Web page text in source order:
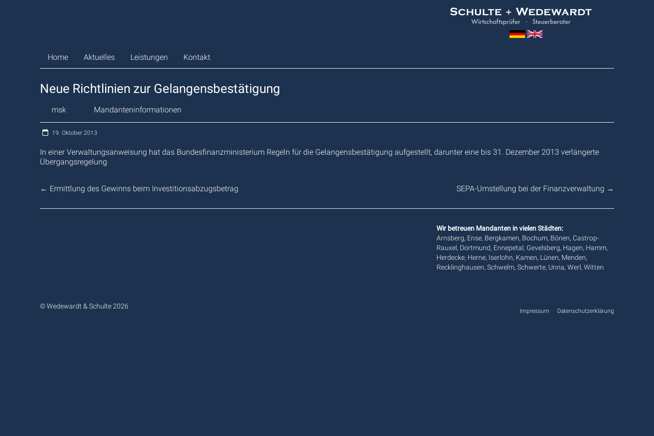
Home Aktuelles Leistungen Kontakt
Neue Richtlinien zur Gelangensbestätigung
msk Mandanteninformationen
19. Oktober 2013
In einer Verwaltungsanweisung hat das Bundesfinanzministerium Regeln für die Gelangensbestätigung aufgestellt, darunter eine bis 31. Dezember 2013 verlängerte
Übergangsregelung
← Ermittlung des Gewinns beim Investitionsabzugsbetrag SEPA-Umstellung bei der Finanzverwaltung →
Wir betreuen Mandanten in vielen Städten:
Arnsberg, Ense, Bergkamen, Bochum, Bönen, Castrop-
Rauxel, Dortmund, Ennepetal, Gevelsberg, Hagen, Hamm,
Herdecke, Herne, Iserlohn, Kamen, Lünen, Menden,
Recklinghausen, Schwelm, Schwerte, Unna, Werl, Witten
© Wedewardt & Schulte 2026
Impressum Datenschutzerklärung